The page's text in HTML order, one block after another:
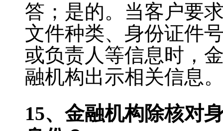
答；是的。当客户要
文件种类、身份证件
或负责人等信息时，
融机构出示相关信息
15、金融机构除核对